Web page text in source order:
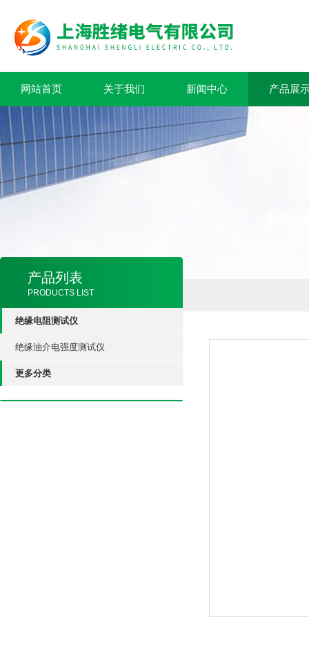
网站首页 关于我们 新闻中心 产品展
产品列表
PRODUCTS LIST
绝缘电阻测试仪
绝缘油介电强度测试仪
更多分类